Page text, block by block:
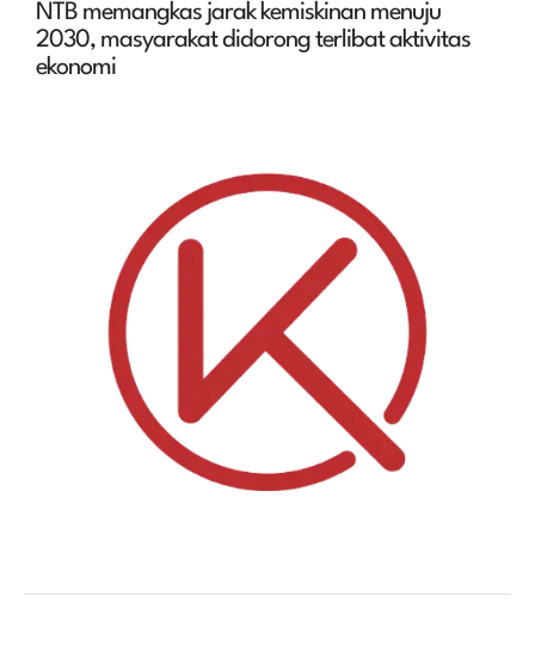
NTB memangkas jarak kemiskinan menuju
2030, masyarakat didorong terlibat aktivitas
ekonomi